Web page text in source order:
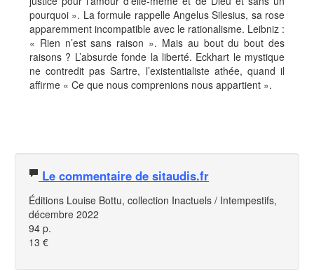
pourquoi ». La formule rappelle Angelus Silesius, sa rose
apparemment incompatible avec le rationalisme. Leibniz :
« Rien n’est sans raison ». Mais au bout du bout des
raisons ? L’absurde fonde la liberté. Eckhart le mystique
ne contredit pas Sartre, l’existentialiste athée, quand il
affirme « Ce que nous comprenions nous appartient ».
Le commentaire de sitaudis.fr
Éditions Louise Bottu, collection Inactuels / Intempestifs,
décembre 2022
94 p.
13 €